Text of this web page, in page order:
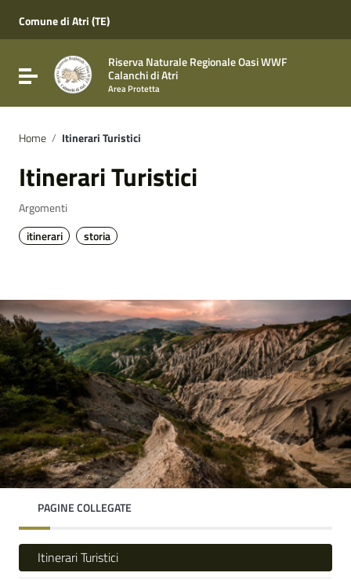
Vai al menu di navigazione
Vai al footer
Comune di Atri (TE)
Attiva / disattiva la navigazione
Riserva Naturale Regionale Oasi WWF
Calanchi di Atri
Area Protetta
Home / Itinerari Turistici
Itinerari Turistici
Argomenti
itinerari
storia
PAGINE COLLEGATE
Itinerari Turistici